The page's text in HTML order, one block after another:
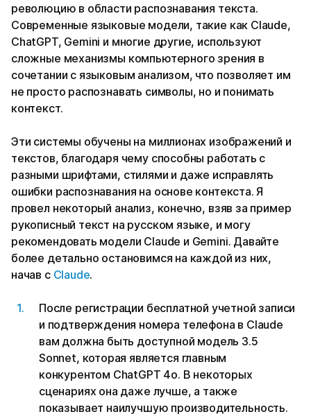
революцию в области распознавания текста.
Современные языковые модели, такие как Claude,
СhatGPT, Gemini и многие другие, используют
сложные механизмы компьютерного зрения в
сочетании с языковым анализом, что позволяет им
не просто распознавать символы, но и понимать
контекст.
Эти системы обучены на миллионах изображений и
текстов, благодаря чему способны работать с
разными шрифтами, стилями и даже исправлять
ошибки распознавания на основе контекста. Я
провел некоторый анализ, конечно, взяв за пример
рукописный текст на русском языке, и могу
рекомендовать модели Claude и Gemini. Давайте
более детально остановимся на каждой из них,
начав с Claude.
После регистрации бесплатной учетной записи
и подтверждения номера телефона в Claude
вам должна быть доступной модель 3.5
Sonnet, которая является главным
конкурентом ChatGPT 4o. В некоторых
сценариях она даже лучше, а также
показывает наилучшую производительность.